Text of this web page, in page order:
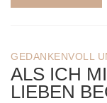
GEDANKENVOLL
ALS ICH
LIEBEN